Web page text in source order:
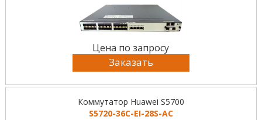
Цена по запросу
Заказать
Коммутатор Huawei S5700
S5720-36C-EI-28S-AC